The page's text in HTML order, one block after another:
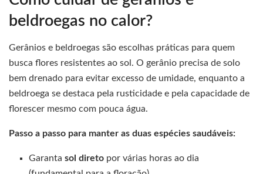
beldroegas no calor?
Gerânios e beldroegas são escolhas práticas para quem
busca flores resistentes ao sol. O gerânio precisa de solo
bem drenado para evitar excesso de umidade, enquanto a
beldroega se destaca pela rusticidade e pela capacidade de
florescer mesmo com pouca água.
Passo a passo para manter as duas espécies saudáveis:
Garantasol direto por várias horas ao dia